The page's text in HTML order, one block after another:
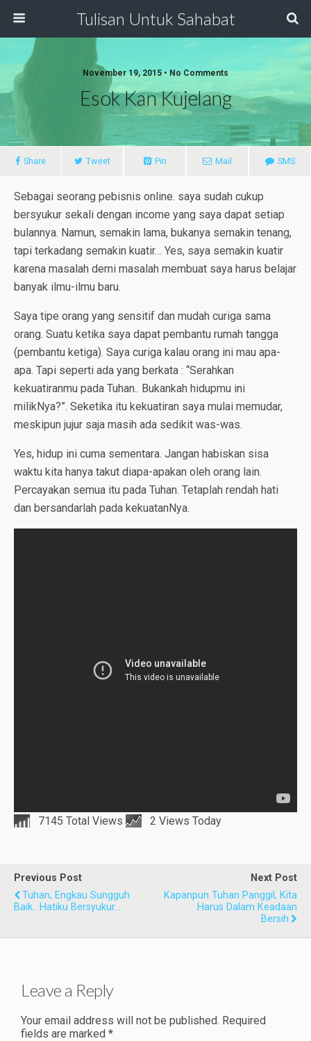
Tulisan Untuk Sahabat
November 19, 2015 • No Comments
Esok Kan Kujelang
Share Tweet Pin Mail SMS
Sebagai seorang pebisnis online. saya sudah cukup
bersyukur sekali dengan income yang saya dapat setiap
bulannya. Namun, semakin lama, bukanya semakin tenang,
tapi terkadang semakin kuatir… Yes, saya semakin kuatir
karena masalah demi masalah membuat saya harus belajar
banyak ilmu-ilmu baru.
Saya tipe orang yang sensitif dan mudah curiga sama
orang. Suatu ketika saya dapat pembantu rumah tangga
(pembantu ketiga). Saya curiga kalau orang ini mau apa-
apa. Tapi seperti ada yang berkata : “Serahkan
kekuatiranmu pada Tuhan.. Bukankah hidupmu ini
milikNya?”. Seketika itu kekuatiran saya mulai memudar,
meskipun jujur saja masih ada sedikit was-was.
Yes, hidup ini cuma sementara. Jangan habiskan sisa
waktu kita hanya takut diapa-apakan oleh orang lain.
Percayakan semua itu pada Tuhan. Tetaplah rendah hati
dan bersandarlah pada kekuatanNya.
7145 Total Views 2 Views Today
Previous Post
Tuhan, Engkau Sungguh
Baik.. Hatiku Bersyukur…
Next Post
Kapanpun Tuhan Panggil, Kita
Harus Dalam Keadaan
Bersih
Leave a Reply
Your email address will not be published. Required
fields are marked *